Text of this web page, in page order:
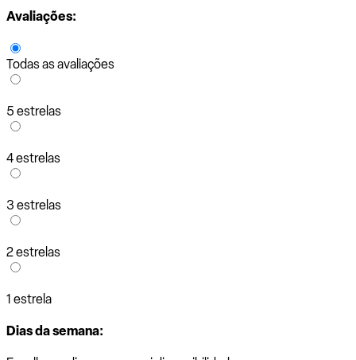
Avaliações:
Todas as avaliações
5 estrelas
4 estrelas
3 estrelas
2 estrelas
1 estrela
Dias da semana: